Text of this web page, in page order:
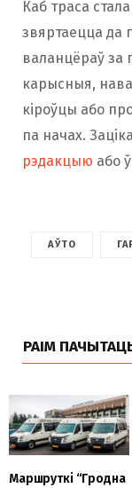
Каб траса
звяртаецца да
валанцёраў
карысныя,
кіроўцы або
па начах.
рэдакцыю або
АЎТО
РАІМ
Маршруткі “Гродна